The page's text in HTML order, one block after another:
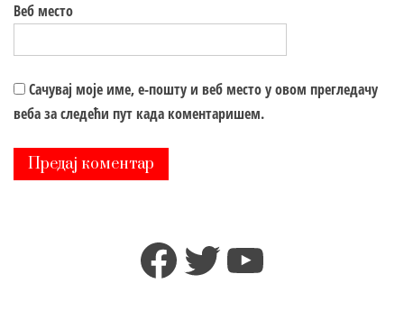
Веб место
Сачувај моје име, е-пошту и веб место у овом прегледачу
веба за следећи пут када коментаришем.
Facebook
TwitterYouTube